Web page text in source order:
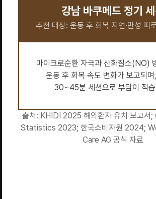
강남 바쿠메드 정기
추천 대상: 운동 후 회복 지연·만성 피
마이크로순환 자극과 산화질소(NO)
운동 후 회복 속도 변화가 보고되
30~45분 세션으로 부담이 적
출처: KHIDI 2025 해외환자 유치 보고
Statistics 2023; 한국소비자원 2024;
Care AG 공식 자료